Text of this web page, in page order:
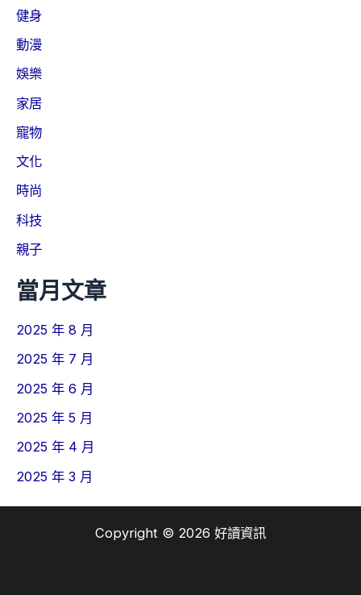
健身
動漫
娛樂
家居
寵物
文化
時尚
科技
親子
當月文章
2025 年 8 月
2025 年 7 月
2025 年 6 月
2025 年 5 月
2025 年 4 月
2025 年 3 月
Copyright © 2026 好讀資訊